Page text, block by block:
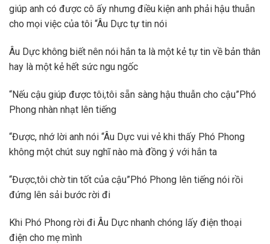
giúp anh có được cô ấy nhưng điều kiện anh phải hậu thuẫn
cho mọi việc của tôi “Âu Dực tự tin nói
Âu Dực không biết nên nói hắn ta là một kẻ tự tin về bản thân
hay là một kẻ hết sức ngu ngốc
“Nếu cậu giúp được tôi,tôi sẵn sàng hậu thuẫn cho cậu”Phó
Phong nhàn nhạt lên tiếng
“Được, nhớ lời anh nói “Âu Dực vui vẻ khi thấy Phó Phong
không một chút suy nghĩ nào mà đồng ý với hắn ta
“Được,tôi chờ tin tốt của cậu”Phó Phong lên tiếng nói rồi
đứng lên sải bước rời đi
Khi Phó Phong rời đi Âu Dực nhanh chóng lấy điện thoại
điện cho mẹ mình